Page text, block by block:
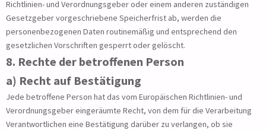
Richtlinien- und Verordnungsgeber oder einem anderen zuständigen
Gesetzgeber vorgeschriebene Speicherfrist ab, werden die
personenbezogenen Daten routinemäßig und entsprechend den
gesetzlichen Vorschriften gesperrt oder gelöscht.
8. Rechte der betroffenen Person
a) Recht auf Bestätigung
Jede betroffene Person hat das vom Europäischen Richtlinien- und
Verordnungsgeber eingeräumte Recht, von dem für die Verarbeitung
Verantwortlichen eine Bestätigung darüber zu verlangen, ob sie